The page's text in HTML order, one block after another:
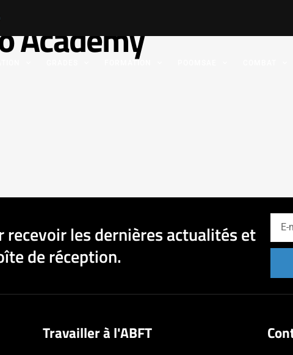
Academy
les dernières actualités et
de réception.
Travailler à l'ABFT